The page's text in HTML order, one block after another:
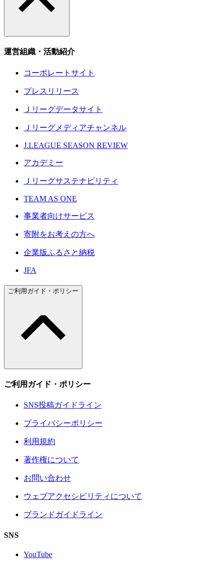
運営組織・活動紹介
コーポレートサイト
プレスリリース
Ｊリーグデータサイト
Ｊリーグメディアチャンネル
J.LEAGUE SEASON REVIEW
アカデミー
Ｊリーグサステナビリティ
TEAM AS ONE
事業者向けサービス
寄附をお考えの方へ
企業版ふるさと納税
JFA
ご利用ガイド・ポリシー
ご利用ガイド・ポリシー
SNS投稿ガイドライン
プライバシーポリシー
利用規約
著作権について
お問い合わせ
ウェブアクセシビリティについて
ブランドガイドライン
SNS
YouTube